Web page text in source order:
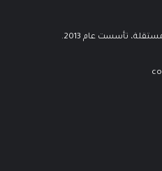
تأسست عام 2013.